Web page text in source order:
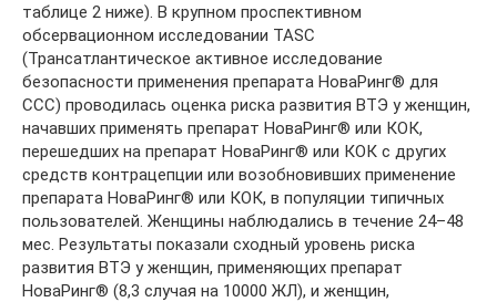
таблице 2 ниже). В крупном проспективном
обсервационном исследовании TASC
(Трансатлантическое активное исследование
безопасности применения препарата НоваРинг® для
ССС) проводилась оценка риска развития ВТЭ у женщин,
начавших применять препарат НоваРинг® или КОК,
перешедших на препарат НоваРинг® или КОК с других
средств контрацепции или возобновивших применение
препарата НоваРинг® или КОК, в популяции типичных
пользователей. Женщины наблюдались в течение 24–48
мес. Результаты показали сходный уровень риска
развития ВТЭ у женщин, применяющих препарат
НоваРинг® (8,3 случая на 10000 ЖЛ), и женщин,